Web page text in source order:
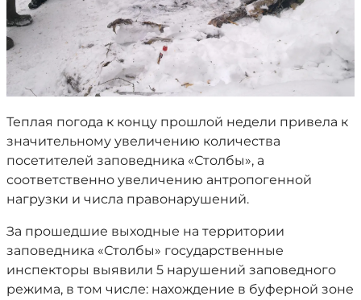
Теплая погода к концу прошлой недели привела к
значительному увеличению количества
посетителей заповедника «Столбы», а
соответственно увеличению антропогенной
нагрузки и числа правонарушений.
За прошедшие выходные на территории
заповедника «Столбы» государственные
инспекторы выявили 5 нарушений заповедного
режима, в том числе: нахождение в буферной зоне